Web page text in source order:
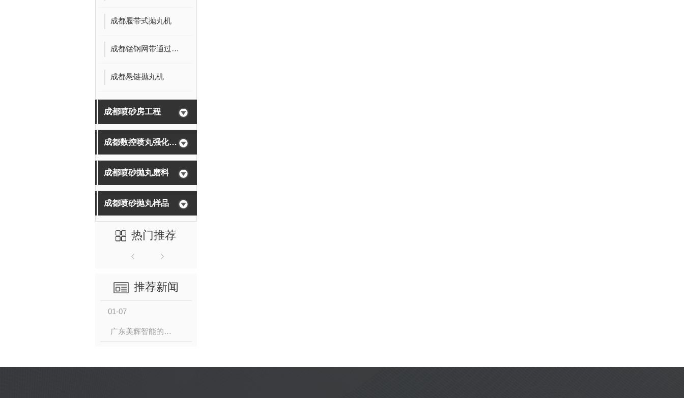
成都履带式抛丸机
成都锰钢网带通过式抛丸机
成都悬链抛丸机
成都喷砂房工程
成都数控喷丸强化设备
成都喷砂抛丸磨料
成都喷砂抛丸样品
热门推荐
推荐新闻
01-07
广东美辉智能的百万级喷砂房设备即将奔赴北美洲，年末装柜纪实